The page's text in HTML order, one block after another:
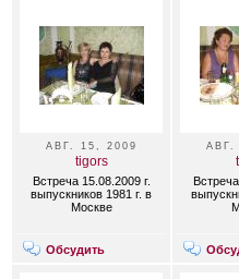
АВГ. 15, 2009
tigors
Встреча 15.08.2009 г.
выпускников 1981 г. в
Москве
Обсудить
АВГ.